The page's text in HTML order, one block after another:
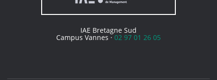
IAE Bretagne Sud
Campus Vannes ·02 97 01 26 05